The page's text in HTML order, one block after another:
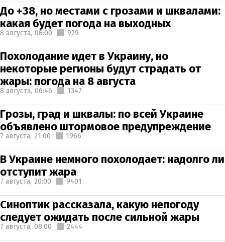
До +38, но местами с грозами и шквалами:
какая будет погода на выходных
8 августа, 08:00 979
Похолодание идет в Украину, но
некоторые регионы будут страдать от
жары: погода на 8 августа
8 августа, 06:46 1347
Грозы, град и шквалы: по всей Украине
объявлено штормовое предупреждение
7 августа, 21:00 1966
В Украине немного похолодает: надолго ли
отступит жара
7 августа, 20:00 9401
Синоптик рассказала, какую непогоду
следует ожидать после сильной жары
7 августа, 08:00 2444